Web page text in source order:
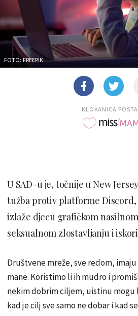
FOTO: FREEPIK
KLOKANICA
U SAD-u je, točnije u New
tužba protiv platforme
izlaže djecu grafičkom
seksualnom zlostavljanju i
Društvene mreže, sve redom,
mane. Koristimo li ih mudro i
nekim dobrim ciljem, uistinu mogu
kad je cilj sve samo ne dobar i kad